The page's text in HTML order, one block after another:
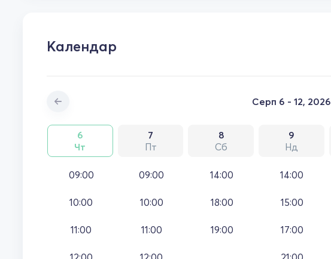
Календар
Серп 6 - 12, 2026
6
Чт
7
Пт
8
Сб
9
Нд
09:00
10:00
11:00
09:00
10:00
11:00
14:00
18:00
19:00
14:00
15:00
17:00